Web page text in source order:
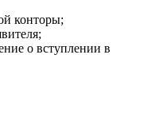
конторы;
о вступлении в